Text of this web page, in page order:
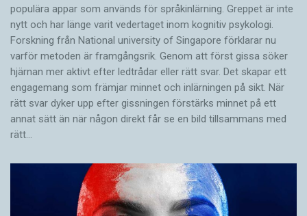
populära appar som används för språkinlärning. Greppet är inte
nytt och har länge varit vedertaget inom kognitiv psykologi.
Forskning från National university of Singa­pore förklarar nu
varför metoden är framgångsrik. Genom att först gissa ­söker
hjärnan mer aktivt ­efter ledtrådar eller rätt svar. Det skapar ett
engagemang som främjar minnet och inlärningen på sikt. När
rätt svar dyker upp efter gissningen förstärks minnet på ett
annat sätt än när någon direkt får se en bild tillsammans med
rätt…